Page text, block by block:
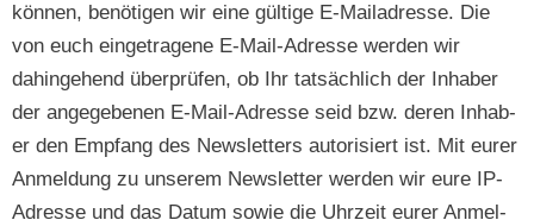
kön­nen, benöti­gen wir eine gültige E‑Mailadresse. Die
von euch einge­tra­gene E‑Mail-Adresse wer­den wir
dahinge­hend über­prüfen, ob Ihr tat­säch­lich der Inhab­er
der angegebe­nen E‑Mail-Adresse seid bzw. deren Inhab­
er den Emp­fang des Newslet­ters autorisiert ist. Mit eur­er
Anmel­dung zu unserem Newslet­ter wer­den wir eure IP-
Adresse und das Datum sowie die Uhrzeit eur­er Anmel­